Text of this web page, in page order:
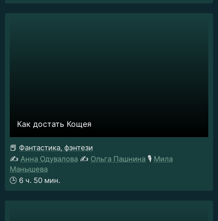
Как достать Кощея
📕 Фантастика, фэнтези
✍️ Анна Одувалова ✍️ Ольга Пашнина 🎙️ Мила
Манышева
🕒 6 ч. 50 мин.